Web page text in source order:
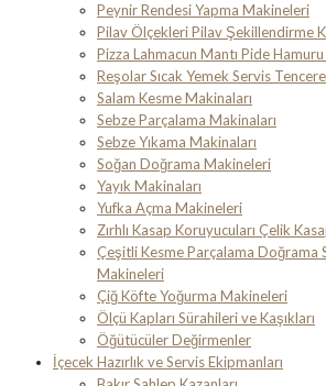
Peynir Rendesi Yapma Makineleri
Pilav Ölçekleri Pilav Şekillendirme
Pizza Lahmacun Mantı Pide
Reşolar Sıcak Yemek Servis
Salam Kesme Makinaları
Sebze Parçalama Makinaları
Sebze Yıkama Makinaları
Soğan Doğrama Makineleri
Yayık Makinaları
Yufka Açma Makineleri
Zırhlı Kasap Koruyucuları Çelik
Çeşitli Kesme Parçalama Doğrama
Makineleri
Çiğ Köfte Yoğurma Makineleri
Ölçü Kapları Sürahileri ve Kaşıkları
Öğütücüler Değirmenler
İçecek Hazırlık ve Servis Ekipmanları